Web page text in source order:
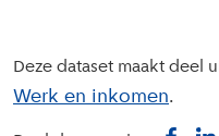
Deze dataset maakt deel
Werk en inkomen